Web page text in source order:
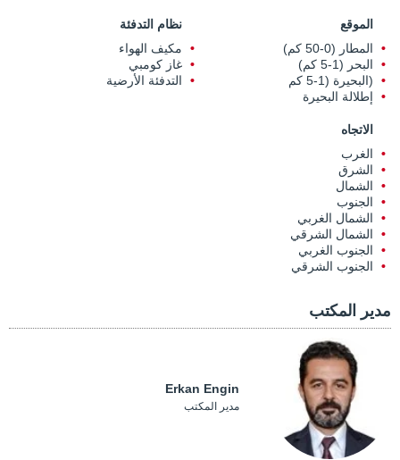
الموقع
المطار (0-50 كم)
البحر (1-5 كم)
(البحيرة (1-5 كم
إطلالة البحيرة
نظام التدفئة
مكيف الهواء
غاز كومبي
التدفئة الأرضية
الاتجاه
الغرب
الشرق
الشمال
الجنوب
الشمال الغربي
الشمال الشرقي
الجنوب الغربي
الجنوب الشرقي
مدير المكتب
Erkan Engin
مدير المكتب